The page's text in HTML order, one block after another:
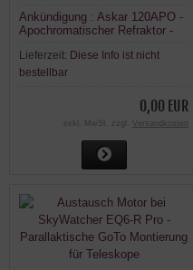
Ankündigung : Askar 120APO -
Apochromatischer Refraktor -
Lieferzeit: Diese Info ist nicht
bestellbar
0,00 EUR
exkl. MwSt. zzgl. Versandkosten